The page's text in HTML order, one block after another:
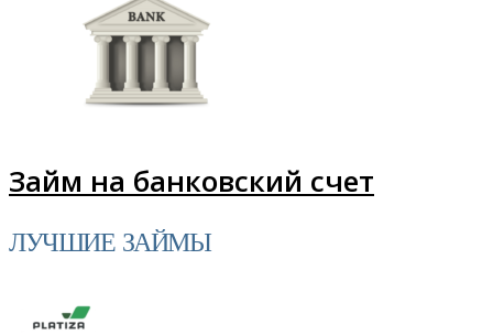
Займ на банковский счет
ЛУЧШИЕ ЗАЙМЫ